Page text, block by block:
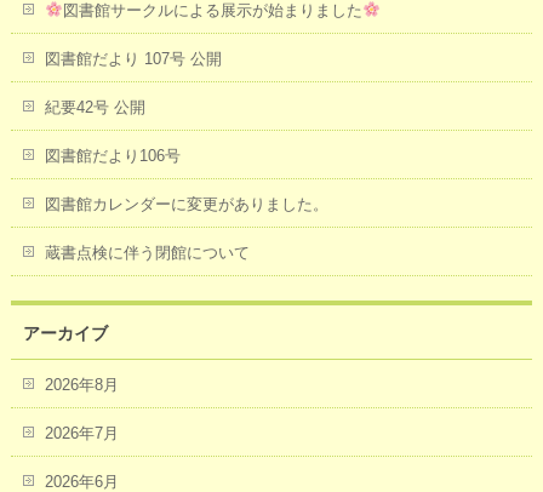
図書館サークルによる展示が始まりました
図書館だより 107号 公開
紀要42号 公開
図書館だより106号
図書館カレンダーに変更がありました。
蔵書点検に伴う閉館について
アーカイブ
2026年8月
2026年7月
2026年6月